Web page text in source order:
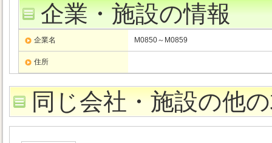
企業・施設の情報
企業名 M0850～M0859
住所
同じ会社・施設の他